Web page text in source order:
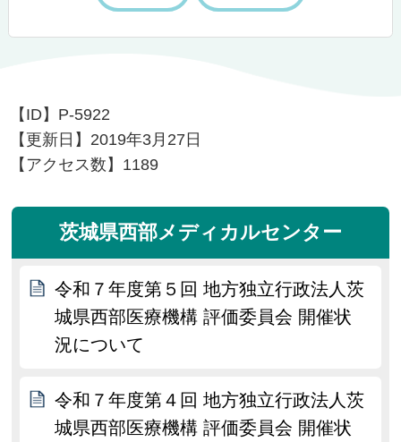
【ID】 P-5922
【更新日】 2019年3月27日
【アクセス数】 1189
茨城県西部メディカルセンター
令和７年度第５回 地方独立行政法人茨
城県西部医療機構 評価委員会 開催状
況について
令和７年度第４回 地方独立行政法人茨
城県西部医療機構 評価委員会 開催状